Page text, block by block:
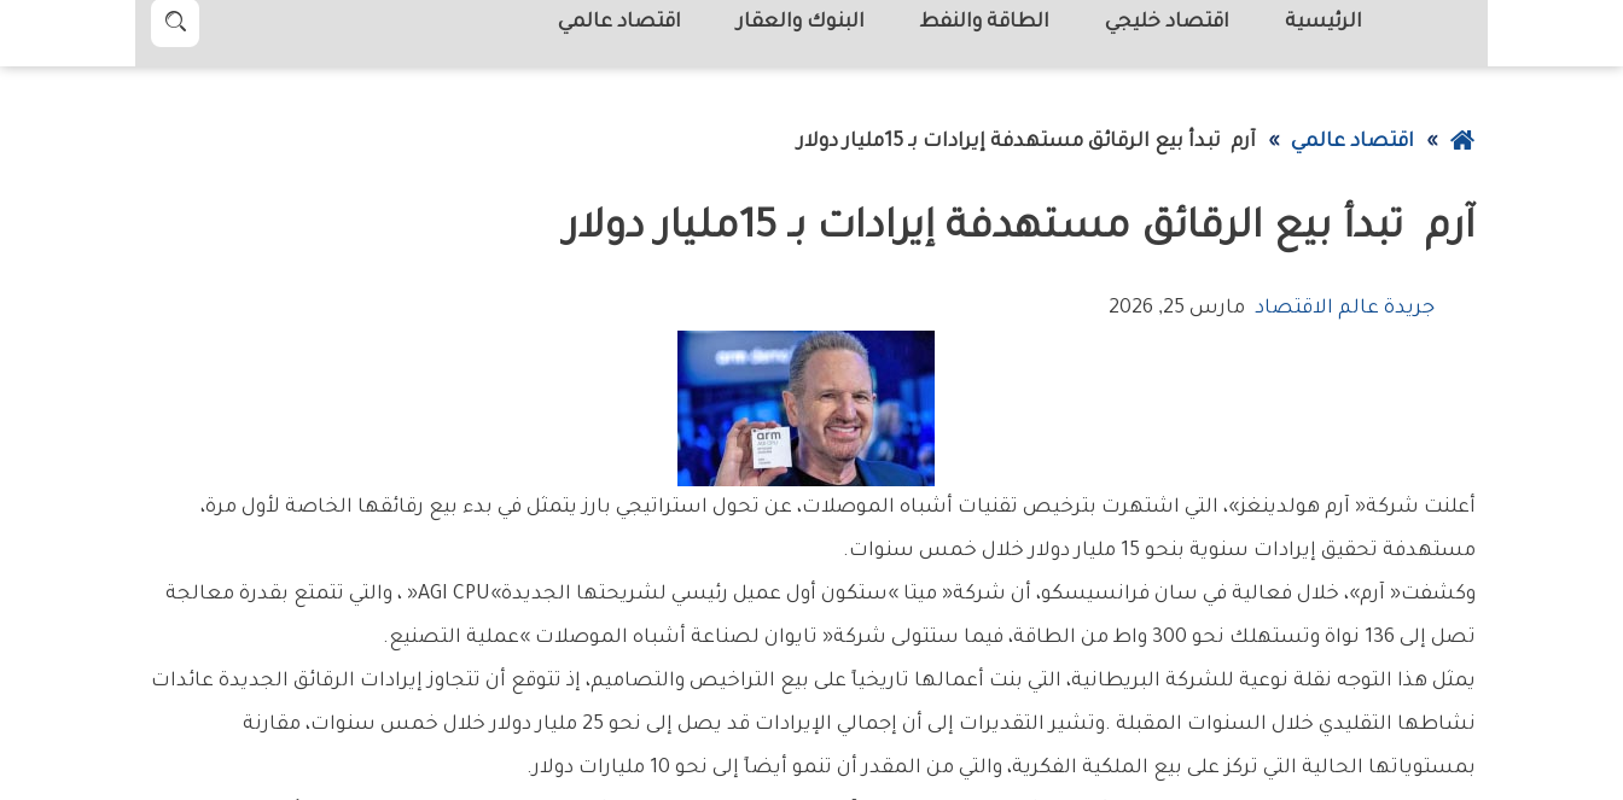
الرئيسية اقتصاد خليجي الطاقة والنفط البنوك والعقار اقتصاد عالمي بحث
عودة
الصفحة
اقتصاد عالمي ‮‬آرم‮ ‬‭ ‬تبدأ‭ ‬بيع‭ ‬الرقائق‭ ‬مستهدفة‭ ‬إيرادات‭ ‬بـ15‭ ‬مليار‭ ‬دولار
‮‬آرم‮ ‬‭ ‬تبدأ‭ ‬بيع‭ ‬الرقائق‭ ‬مستهدفة‭ ‬إيرادات‭ ‬بـ15‭ ‬مليار‭ ‬دولار
جريدة عالم الاقتصاد مارس 25, 2026
‬مستهدفة‭ ‬تحقيق‭ ‬إيرادات‭ ‬سنوية‭ ‬بنحو‭ ‬15‭ ‬مليار‭ ‬دولار‭ ‬خلال‭ ‬خمس‭ ‬سنوات‭.‬
‬تصل‭ ‬إلى‭ ‬136‭ ‬نواة‭ ‬وتستهلك‭ ‬نحو‭ ‬300‭ ‬واط‭ ‬من‭ ‬الطاقة،‭ ‬فيما‭ ‬ستتولى‭ ‬شركة‭ ‬‮«‬تايوان‭ ‬لصناعة‭ ‬أشباه‭ ‬الموصلات‮»‬‭ ‬عملية‭ ‬التصنيع‭.‬
‬بمستوياتها‭ ‬الحالية‭ ‬التي‭ ‬تركز‭ ‬على‭ ‬بيع‭ ‬الملكية‭ ‬الفكرية،‭ ‬والتي‭ ‬من‭ ‬المقدر‭ ‬أن‭ ‬تنمو‭ ‬أيضاً‭ ‬إلى‭ ‬نحو‭ ‬10‭ ‬مليارات‭ ‬دولار‭.‬